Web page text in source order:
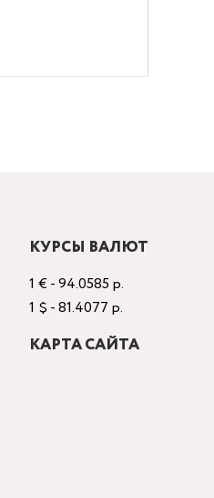
КУРСЫ ВАЛЮТ
1 € - 94.0585 р.
1 $ - 81.4077 р.
КАРТА САЙТА